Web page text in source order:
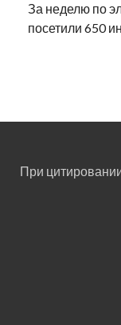
За неделю по
посетили 650
При